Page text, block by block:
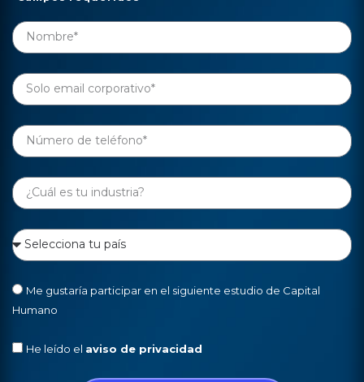
Me gustaría participar en el siguiente estudio de Capital
Humano
He leído el aviso de privacidad